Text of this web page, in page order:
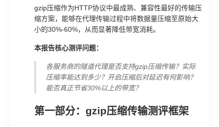
gzip压缩作为HTTP协议中最成熟、兼容性最好的传输压
缩方案，能够在代理传输过程中将数据量压缩至原始大
小的30%-60%，从而显著降低带宽消耗。
本报告核心测评问题：
各服务商的隧道代理是否支持gzip压缩传输？实际
压缩率能达到多少？开启压缩后对延迟有何影响？
能否真正节省30%以上的带宽？
第一部分：gzip压缩传输测评框架